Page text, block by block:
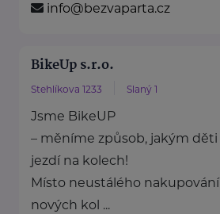
info@bezvaparta.cz
BikeUp s.r.o.
Stehlíkova 1233 Slaný 1
Jsme BikeUP
– měníme způsob, jakým děti
jezdí na kolech!
Místo neustálého nakupování
nových kol ...